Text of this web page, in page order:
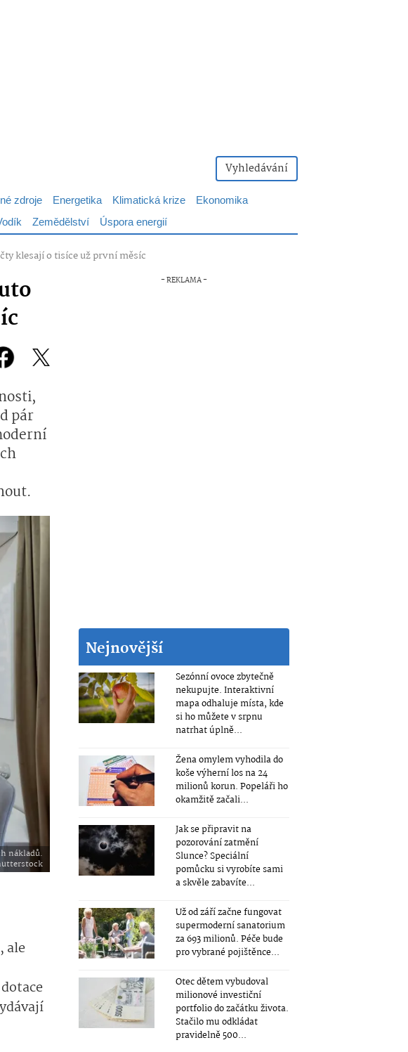
Vyhledávání
zdroje Energetika Klimatická krize
Ekonomika
Zemědělství Úspora energií
klesají o tisíce už první měsíc
pár
nákladů.
ale
Nejnovější
Sezónní ovoce zbytečně
nekupujte. Interaktivní
mapa odhaluje místa, kde
si ho můžete v srpnu
natrhat úplně...
Žena omylem vyhodila do
koše výherní los na 24
milionů korun. Popeláři ho
okamžitě začali...
Jak se připravit na
pozorování zatmění
Slunce? Speciální
pomůcku si vyrobíte sami
a skvěle zabavíte...
Už od září začne fungovat
supermoderní sanatorium
za 693 milionů. Péče bude
pro vybrané pojištěnce...
Otec dětem vybudoval
milionové investiční
portfolio do začátku života.
Stačilo mu odkládat
pravidelně 500...